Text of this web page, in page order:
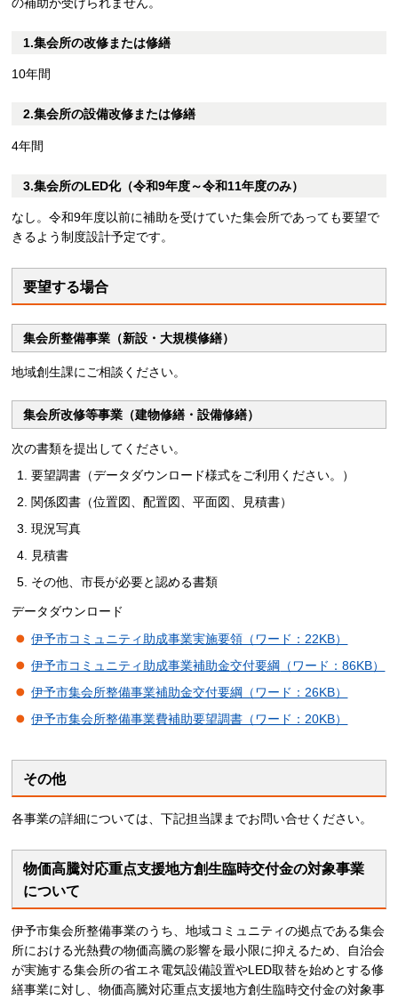
の補助が受けられません。
1.集会所の改修または修繕
10年間
2.集会所の設備改修または修繕
4年間
3.集会所のLED化（令和9年度～令和11年度のみ）
なし。令和9年度以前に補助を受けていた集会所であっても要望で
きるよう制度設計予定です。
要望する場合
集会所整備事業（新設・大規模修繕）
地域創生課にご相談ください。
集会所改修等事業（建物修繕・設備修繕）
次の書類を提出してください。
要望調書（データダウンロード様式をご利用ください。）
関係図書（位置図、配置図、平面図、見積書）
現況写真
見積書
その他、市長が必要と認める書類
データダウンロード
伊予市コミュニティ助成事業実施要領（ワード：22KB）
伊予市コミュニティ助成事業補助金交付要綱
（ワード：86KB）
伊予市集会所整備事業補助金交付要綱（ワード：26KB）
伊予市集会所整備事業費補助要望調書（ワード：20KB）
その他
各事業の詳細については、下記担当課までお問い合せください。
物価高騰対応重点支援地方創生臨時交付金の対象事業
について
伊予市集会所整備事業のうち、地域コミュニティの拠点である集会
所における光熱費の物価高騰の影響を最小限に抑えるため、⾃治会
が実施する集会所の省エネ電気設備設置やLED取替を始めとする修
繕事業に対し、物価高騰対応重点支援地方創生臨時交付金の対象事